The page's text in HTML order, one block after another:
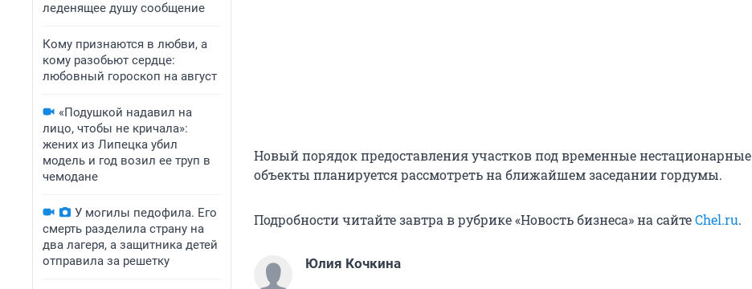
леденящее душу сообщение
Кому признаются в любви, а
кому разобьют сердце:
любовный гороскоп на август
«Подушкой надавил на
лицо, чтобы не кричала»:
жених из Липецка убил
модель и год возил ее труп в
чемодане
У могилы педофила. Его
смерть разделила страну на
два лагеря, а защитника детей
отправила за решетку
Новый порядок предоставления участков под временные нестационарные
объекты планируется рассмотреть на ближайшем заседании гордумы.
Подробности читайте завтра в рубрике «Новость бизнеса» на сайтеChel.ru.
Юлия Кочкина